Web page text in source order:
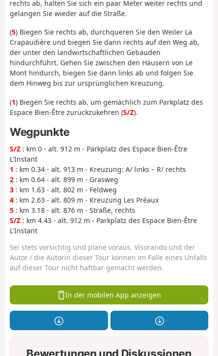
rechts ab, halten Sie sich ein paar Meter weiter rechts und
gelangen Sie wieder auf die Straße.
(5) Biegen Sie rechts ab, durchqueren Sie den Weiler La
Crapaudière und biegen Sie dann rechts auf den Weg ab,
der unter den landwirtschaftlichen Gebäuden
hindurchführt. Gehen Sie zwischen den Häusern von Le
Mont hindurch, biegen Sie dann links ab und folgen Sie
dem Hinweg bis zur ursprünglichen Kreuzung.
(1) Biegen Sie rechts ab, um gemächlich zum Parkplatz des
Espace Bien-Être zurückzukehren (S/Z).
Wegpunkte
S/Z : km 0 - alt. 912 m - Parkplatz des Espace Bien-Être
L'Instant
1 : km 0.34 - alt. 913 m - Kreuzung: A/ links – R/ rechts
2 : km 0.64 - alt. 899 m - Grasweg
3 : km 1.63 - alt. 802 m - Feldweg
4 : km 2.63 - alt. 809 m - Kreuzung Les Préaux
5 : km 3.18 - alt. 876 m - Straße, rechts
S/Z : km 4.43 - alt. 912 m - Parkplatz des Espace Bien-Être
L'Instant
Sei stets vorsichtig und plane voraus. Visorando und der
Autor / die Autorin dieser Tour können im Falle eines Unfalls
auf dieser Tour nicht haftbar gemacht werden.
In der mobilen App anzeigen
Bewertungen und Diskussionen